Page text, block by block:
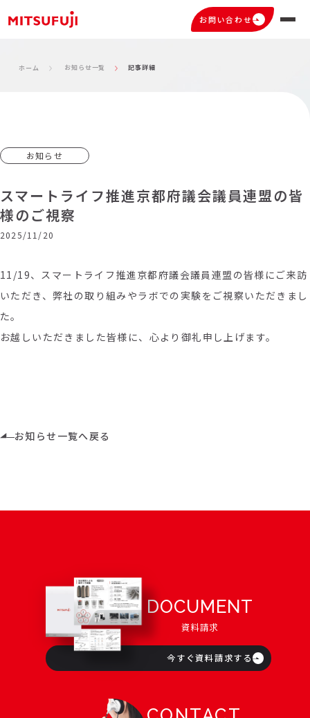
お問い合わせ
ホーム お知らせ一覧 記事詳細
お知らせ
スマートライフ推進京都府議会議員連盟の皆
様のご視察
2025/11/20
11/19、スマートライフ推進京都府議会議員連盟の皆様にご来訪
いただき、弊社の取り組みやラボでの実験をご視察いただきまし
た。
お越しいただきました皆様に、心より御礼申し上げます。
お知らせ一覧へ戻る
DOCUMENT
資料請求
今すぐ資料請求する